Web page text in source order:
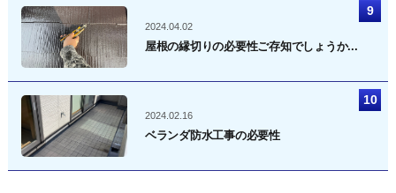
2024.04.02
屋根の縁切りの必要性ご存知でしょうか...
2024.02.16
ベランダ防水工事の必要性